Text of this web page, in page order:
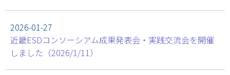
2026-01-27
近畿ESDコンソーシアム成果発表会・実践交流会を開催
しました（2026/1/11）